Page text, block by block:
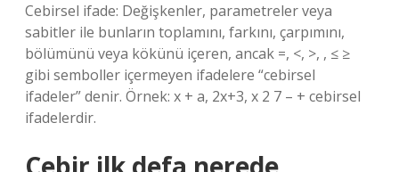
Cebirsel ifade: Değişkenler, parametreler veya
sabitler ile bunların toplamını, farkını, çarpımını,
bölümünü veya kökünü içeren, ancak =, <, >, , ≤ ≥
gibi semboller içermeyen ifadelere “cebirsel
ifadeler” denir. Örnek: x + a, 2x+3, x 2 7 – + cebirsel
ifadelerdir.